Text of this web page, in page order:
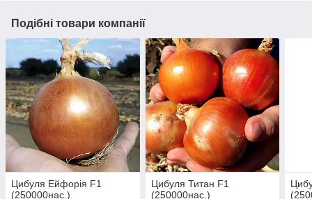
Подібні товари компанії
Цибуля Ейфорія F1
(250000нас.)
Цибуля Титан F1
(250000нас.)